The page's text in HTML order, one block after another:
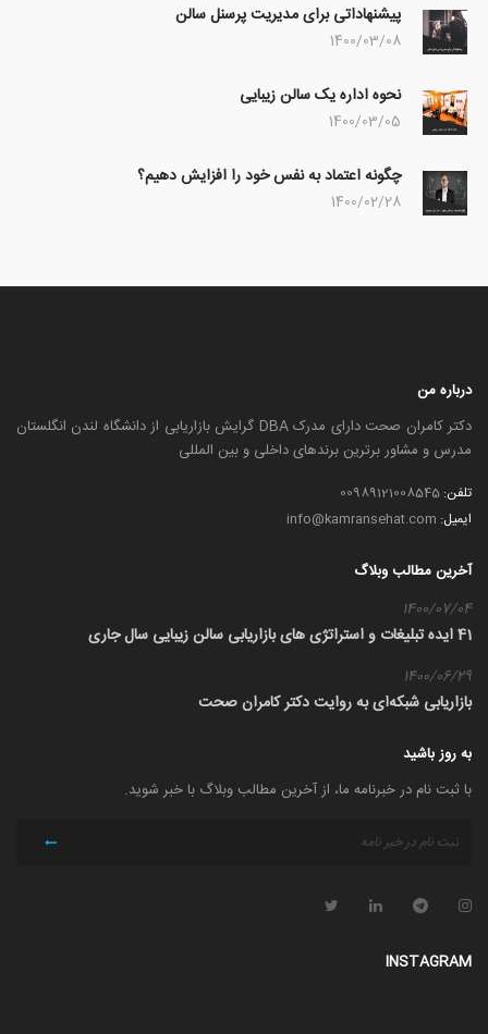
پیشنهاداتی برای مدیریت پرسنل سالن
1400/03/08
نحوه اداره یک سالن زیبایی
1400/03/05
چگونه اعتماد به نفس خود را افزایش دهیم؟
1400/02/28
درباره من
دکتر کامران صحت دارای مدرک DBA گرایش بازاریابی از دانشگاه لندن انگلستان
مدرس و مشاور برترین برندهای داخلی و بین المللی
تلفن:
ایمیل:
آخرین مطالب وبلاگ
1400/07/04
41 ایده تبلیغات و استراتژی های بازاریابی سالن زیبایی سال جاری
1400/06/29
بازاریابی شبکه‌ای به روایت دکتر کامران صحت
به روز باشید
با ثبت نام در خبرنامه ما، از آخرین مطالب وبلاگ با خبر شوید.
INSTAGRAM